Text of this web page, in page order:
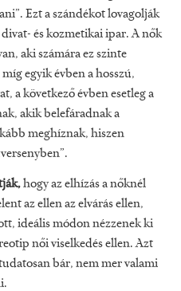
Ezt a szándékot lovagolják
és kozmetikai ipar. A nők
aki számára ez szinte
egyik évben a hosszú,
a következő évben esetleg a
akik belefáradnak a
meghíznak, hiszen
hogy az elhízás a nőknél
az ellen az elvárás ellen,
ideális módon nézzenek ki
női viselkedés ellen. Azt
bár, nem mer valami